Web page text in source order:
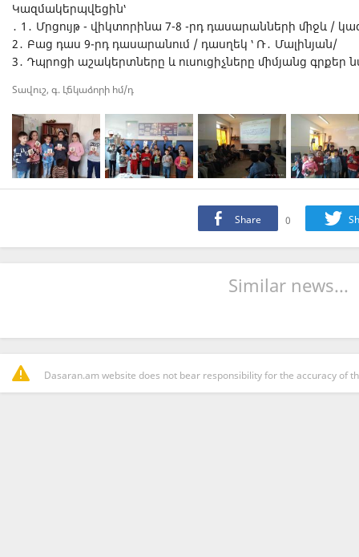
Կազմակերպվեցին՝
․ 1․ Մրցույթ - վիկտորինա 7-8 -րդ դասարանների միջև /
2․ Բաց դաս 9-րդ դասարանում / դասղեկ ՝ Ռ․ Մալինյան/
3․ Դպրոցի աշակերտները և ուսուցիչները միմյանց գրքեր
Տավուշ, գ. Լճկաձորի հմ/դ
Share 0
Similar news...
Dasaran.am website does not bear responsibility for the accuracy of